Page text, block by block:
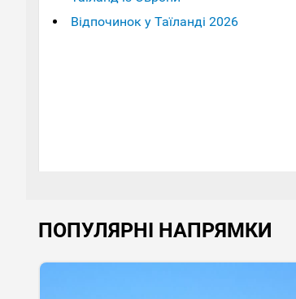
Відпочинок у Таїланді 2026
ПОПУЛЯРНІ НАПРЯМКИ